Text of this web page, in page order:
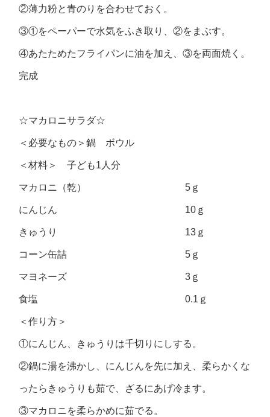
②薄力粉と青のりを合わせておく。
③①をペーパーで水気をふき取り、②をまぶす。
④あたためたフライパンに油を加え、③を両面焼く。
完成
☆マカロニサラダ☆
＜必要なもの＞鍋 ボウル
＜材料＞ 子ども1人分
マカロニ（乾） 5ｇ
にんじん 10ｇ
きゅうり 13ｇ
コーン缶詰 5ｇ
マヨネーズ 3ｇ
食塩 0.1ｇ
＜作り方＞
①にんじん、きゅうりは千切りにしする。
②鍋に湯を沸かし、にんじんを先に加え、柔らかくな
ったらきゅうりも茹で、ざるにあげ冷ます。
③マカロニを柔らかめに茹でる。